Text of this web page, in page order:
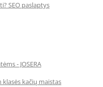
SEO paslaptys
- JOSERA
klasės kačių maistas